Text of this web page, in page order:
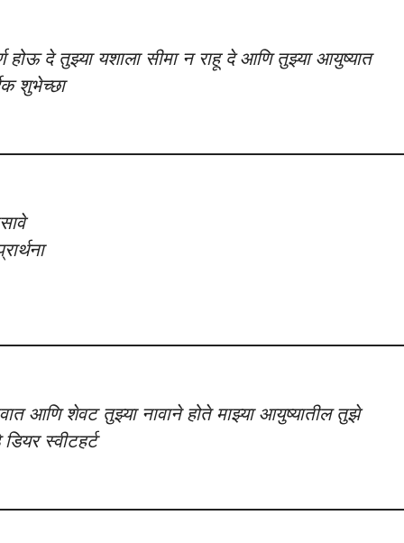
होऊ दे तुझ्या यशाला सीमा न राहू दे आणि तुझ्या आयुष्यात
शुभेच्छा
आणि शेवट तुझ्या नावाने होते माझ्या आयुष्यातील तुझे
स्वीटहर्ट